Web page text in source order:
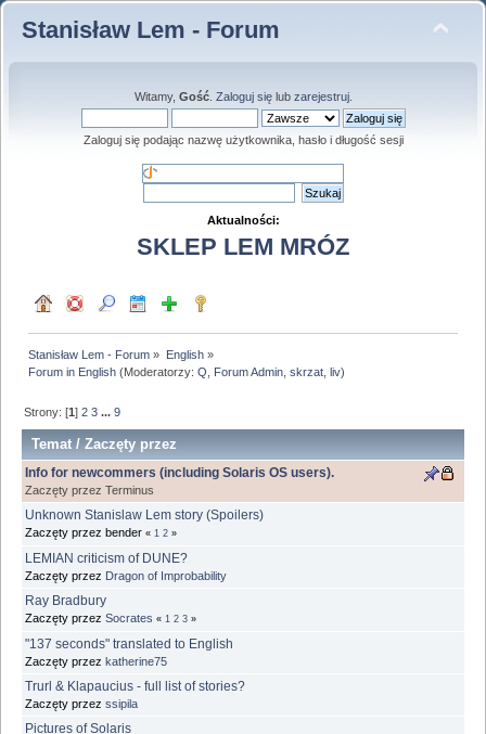
Stanisław Lem - Forum
Witamy, Gość. Zaloguj sięlub zarejestruj.
Zaloguj się podając nazwę użytkownika, hasło i długość sesji
Aktualności:
SKLEP LEM MRÓZ
Stanisław Lem - Forum » English»
Forum in English (Moderatorzy:Q Forum Admin ,skrzat ,liv)
Strony: [1]2 3 ...9
Temat /Zaczęty przez
Info for newcommers (including Solaris OS users).
Zaczęty przez Terminus
Unknown Stanislaw Lem story (Spoilers)
Zaczęty przez bender « 1 2 »
LEMIAN criticism of DUNE?
Zaczęty przez Dragon of Improbability
Ray Bradbury
Zaczęty przez Socrates « 1 2 3 »
"137 seconds" translated to English
Zaczęty przez katherine75
Trurl & Klapaucius - full list of stories?
Zaczęty przez ssipila
Pictures of Solaris